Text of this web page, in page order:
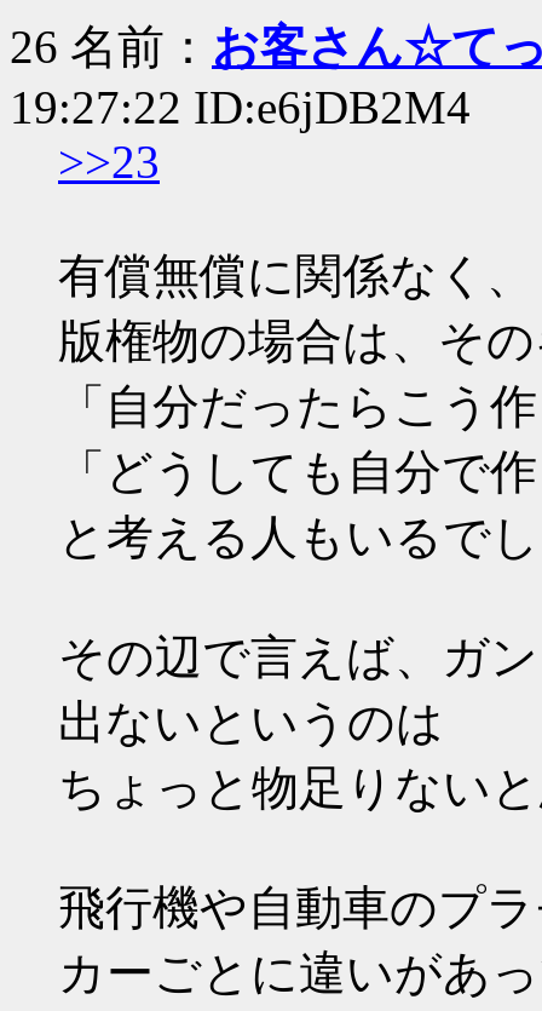
26 名前： お客さん☆て
19:27:22 ID:e6jDB2M4
>>23
有償無償に関係なく、
版権物の場合は、そ
「自分だったらこう
「どうしても自分で
と考える人もいるで
その辺で言えば、ガ
出ないというのは
ちょっと物足りない
飛行機や自動車のプ
カーごとに違いがあ